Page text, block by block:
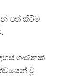
පත් කිරීම
දහස් ගණනක්
වූ